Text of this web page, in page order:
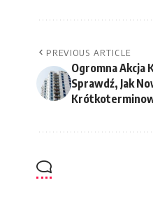
PREVIOUS ARTICLE
Ogromna Akcja
Sprawdź, Jak